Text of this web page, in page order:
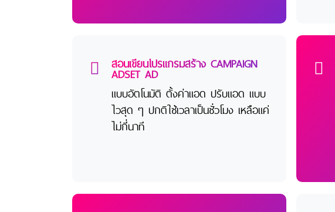
สอนเขียนโปรแกรมสร้าง CAMPAIGN
ADSET AD
แบบอัตโนมัติ ตั้งค่าแอด ปรับแอด แบบ
ไวสุด ๆ ปกติใช้เวลาเป็นชั่วโมง เหลือแค่
ไม่กี่นาที